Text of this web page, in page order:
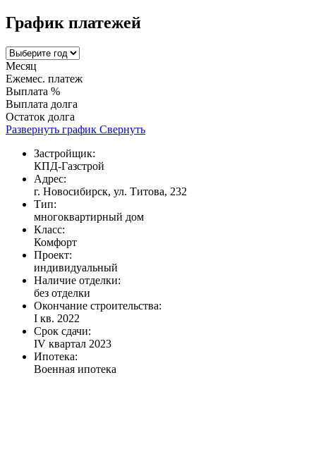
График платежей
Месяц
Ежемес. платеж
Выплата %
Выплата долга
Остаток долга
Развернуть график Свернуть
Застройщик:
КПД-Газстрой
Адрес:
г. Новосибирск, ул. Титова, 232
Тип:
многоквартирный дом
Класс:
Комфорт
Проект:
индивидуальный
Наличие отделки:
без отделки
Окончание строительства:
I кв. 2022
Срок сдачи:
IV квартал 2023
Ипотека:
Военная ипотека